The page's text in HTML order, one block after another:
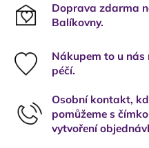
Doprava zdarma
Balíkovny.
Nákupem to u nás
péčí.
Osobní kontakt,
pomůžeme s
vytvoření